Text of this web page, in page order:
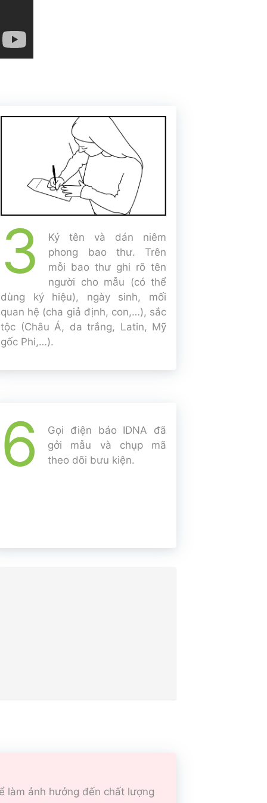
3
Ký tên và dán niêm
phong bao thư. Trên
mỗi bao thư ghi rõ tên
người cho mẫu (có thể
dùng ký hiệu), ngày sinh, mối
quan hệ (cha giả định, con,…), sắc
tộc (Châu Á, da trắng, Latin, Mỹ
gốc Phi,…).
6
Gọi điện báo IDNA đã
gởi mẫu và chụp mã
theo dõi bưu kiện.
làm ảnh hưởng đến chất lượng